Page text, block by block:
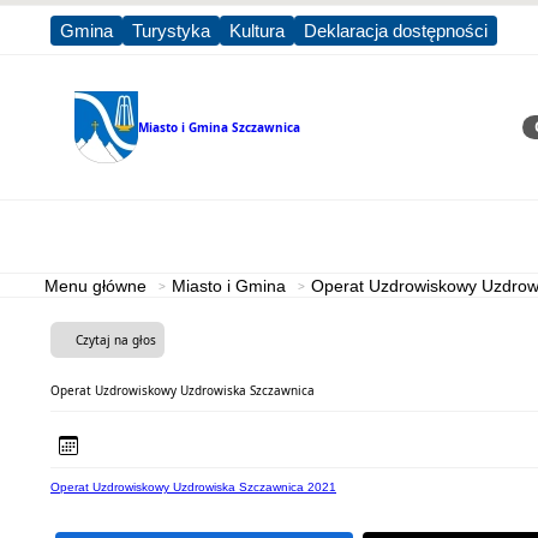
Gmina Turystyka Kultura Deklaracja dostępności
Miasto i Gmina Szczawnica
Menu główne Miasto i Gmina Operat Uzdrowiskowy
Czytaj na głos
Operat Uzdrowiskowy Uzdrowiska Szczawnica
Operat Uzdrowiskowy Uzdrowiska Szczawnica 2021